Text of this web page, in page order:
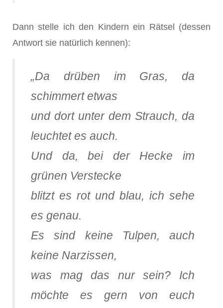
Dann stelle ich den Kindern ein Rätsel (dessen
Antwort sie natürlich kennen):
„Da drüben im Gras, da
schimmert etwas
und dort unter dem Strauch, da
leuchtet es auch.
Und da, bei der Hecke im
grünen Verstecke
blitzt es rot und blau, ich sehe
es genau.
Es sind keine Tulpen, auch
keine Narzissen,
was mag das nur sein? Ich
möchte es gern von euch